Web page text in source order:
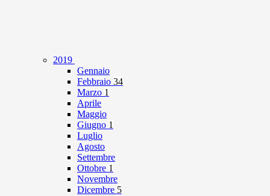
2019
Gennaio
Febbraio 34
Marzo 1
Aprile
Maggio
Giugno 1
Luglio
Agosto
Settembre
Ottobre 1
Novembre
Dicembre 5